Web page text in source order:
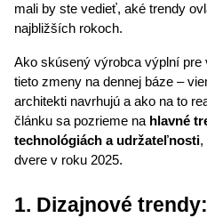
mali by ste vedieť, aké trendy
najbližších rokoch.
Ako skúsený výrobca výplní pre
tieto zmeny na dennej báze –
architekti navrhujú a ako na to
článku sa pozrieme na hlavné
technológiách a udržateľnosti,
dvere v roku 2025.
1. Dizajnové